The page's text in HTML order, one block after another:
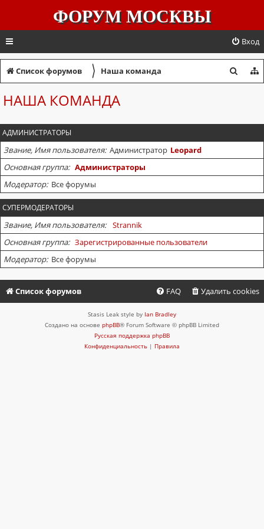
ФОРУМ МОСКВЫ
Вход
Список форумов 〉 Наша команда
с
НАША КОМАНДА
АДМИНИСТРАТОРЫ
Звание, Имя пользователя Администратор Leopard
Основная группа
Администраторы
Модератор Все форумы
СУПЕРМОДЕРАТОРЫ
Звание, Имя пользователя
Strannik
Основная группа
Зарегистрированные пользователи
Модератор Все форумы
Список форумов Удалить cookies
FAQ
Stasis Leak style by Ian Bradley
Создано на основе phpBB® Forum Software © phpBB Limited
Русская поддержка phpBB
Конфиденциальность | Правила